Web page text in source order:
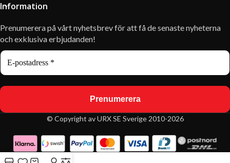
Information
Prenumerera på vårt nyhetsbrev för att få de senaste nyheterna
och exklusiva erbjudanden!
© Copyright av URX SE Sverige 2010-2026